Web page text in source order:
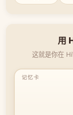
用
这就是你在